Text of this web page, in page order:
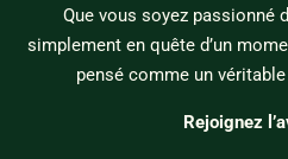
Que vous soyez passionné
simplement en quête d’un
pensé comme un
Rejoignez